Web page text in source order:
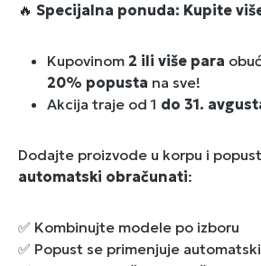
🔥 Specijalna ponuda: Kupite
Kupovinom 2 ili više para
20% popusta na sve!
Akcija traje od 1 do 31.
Dodajte proizvode u korpu i
automatski obračunati:
✅ Kombinujte modele po izboru
✅ Popust se primenjuje